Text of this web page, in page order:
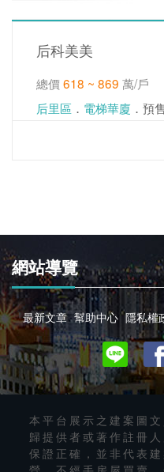
后科美美
總價618 ~ 869 萬/戶
后里區 ． 電梯華廈 ．預
網站導覽
最新文章 幫助中心 隱私權
本平台展示之建案圖
歸提供者或著作註冊
保證正確，並非代表